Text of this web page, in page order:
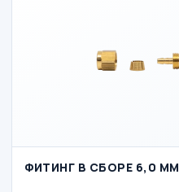
ФИТИНГ В СБОРЕ 6,0 ММ